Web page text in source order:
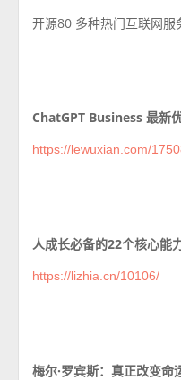
开源80 多种热门互联网服
ChatGPT Business 最新
https://lewuxian.com/
人成长必备的22个核心能
https://lizhia.cn/10106/
梅尔·罗宾斯：真正改变命